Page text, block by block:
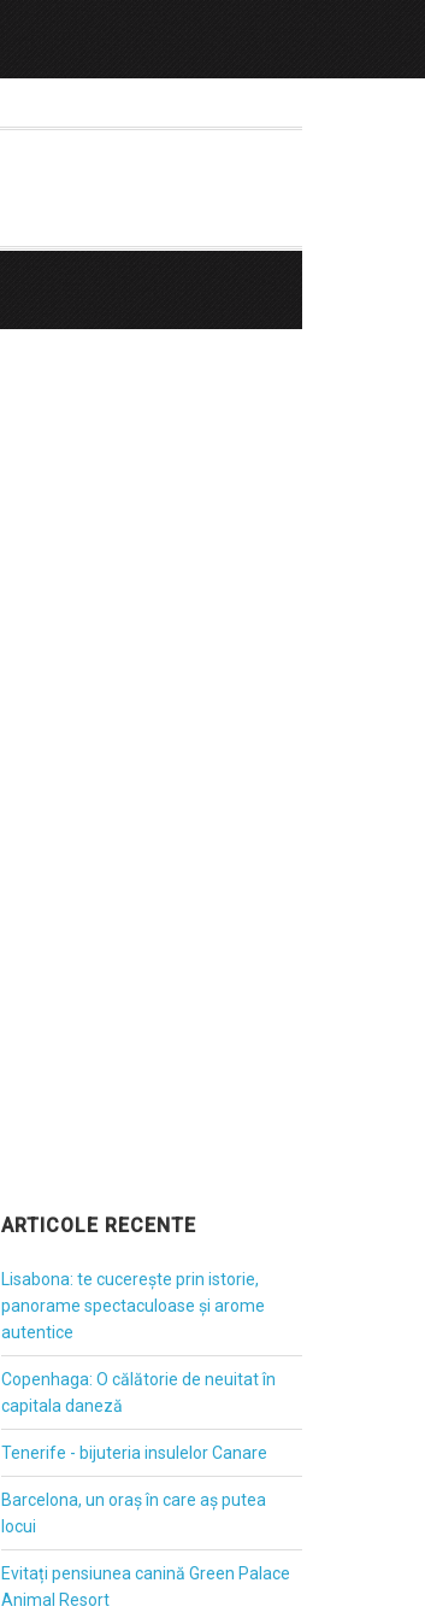
ARTICOLE RECENTE
Lisabona: te cucerește prin istorie,
panorame spectaculoase și arome
autentice
Copenhaga: O călătorie de neuitat în
capitala daneză
Tenerife - bijuteria insulelor Canare
Barcelona, un oraș în care aș putea
locui
Evitați pensiunea canină Green Palace
Animal Resort